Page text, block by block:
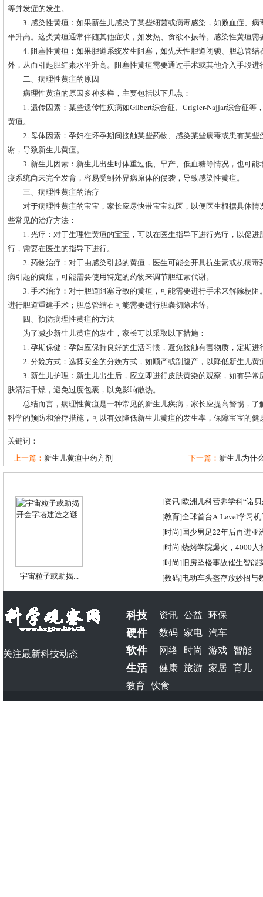
等并发症的发生。
3. 感染性黄疸：如果新生儿感染了某些细菌或病毒感染，如败血症、
平升高。这类黄疸通常伴随其他症状，如发热、食欲不振等。感染性黄疸
4. 阻塞性黄疸：如果胆道系统发生阻塞，如先天性胆道闭锁、胆总管
外，从而引起胆红素水平升高。阻塞性黄疸需要通过手术或其他介入手段进
二、病理性黄疸的原因
病理性黄疸的原因多种多样，主要包括以下几点：
1. 遗传因素：某些遗传性疾病如Gilbert综合征、Crigler-Najjar综合征等
黄疸。
2. 母体因素：孕妇在怀孕期间接触某些药物、感染某些病毒或患有某
谢，导致新生儿黄疸。
3. 新生儿因素：新生儿出生时体重过低、早产、低血糖等情况，也可
疫系统尚未完全发育，容易受到外界病原体的侵袭，导致感染性黄疸。
三、病理性黄疸的治疗
对于病理性黄疸的宝宝，家长应尽快带宝宝就医，以便医生根据具体
些常见的治疗方法：
1. 光疗：对于生理性黄疸的宝宝，可以在医生指导下进行光疗，以促
行，需要在医生的指导下进行。
2. 药物治疗：对于由感染引起的黄疸，医生可能会开具抗生素或抗病
病引起的黄疸，可能需要使用特定的药物来调节胆红素代谢。
3. 手术治疗：对于胆道阻塞导致的黄疸，可能需要进行手术来解除梗
进行胆道重建手术；胆总管结石可能需要进行胆囊切除术等。
四、预防病理性黄疸的方法
为了减少新生儿黄疸的发生，家长可以采取以下措施：
1. 孕期保健：孕妇应保持良好的生活习惯，避免接触有害物质，定期
2. 分娩方式：选择安全的分娩方式，如顺产或剖腹产，以降低新生儿黄
3. 新生儿护理：新生儿出生后，应立即进行皮肤黄染的观察，如有异
肤清洁干燥，避免过度包裹，以免影响散热。
总结而言，病理性黄疸是一种常见的新生儿疾病，家长应提高警惕，
科学的预防和治疗措施，可以有效降低新生儿黄疸的发生率，保障宝宝的健
关键词：
上一篇： 新生儿黄疸中药方剂 下一篇： 新生儿为什
宇宙粒子或助揭...
[资讯]欧洲儿科营养学科“诺
[教育]全球首台A-Level学习
[时尚]国少男足22年后再进亚
[时尚]烧烤学院爆火，4000人
[时尚]旧房坠楼事故催生智能
[数码]电动车头盔存放妙招与
关注最新科技动态
科技 资讯 公益 环保
硬件 数码 家电 汽车
软件 网络 时尚 游戏 智能
生活 健康 旅游 家居 育儿
教育 饮食